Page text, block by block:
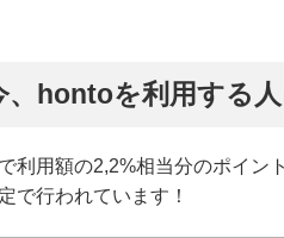
、hontoを利用する
利用額の2,2%相当分のポイン
で行われています！